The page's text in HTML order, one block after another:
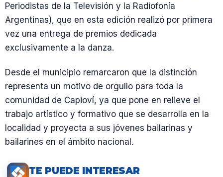
Periodistas de la Televisión y la Radiofonía
Argentinas), que en esta edición realizó por primera
vez una entrega de premios dedicada
exclusivamente a la danza.
Desde el municipio remarcaron que la distinción
representa un motivo de orgullo para toda la
comunidad de Capioví, ya que pone en relieve el
trabajo artístico y formativo que se desarrolla en la
localidad y proyecta a sus jóvenes bailarinas y
bailarines en el ámbito nacional.
TE PUEDE INTERESAR